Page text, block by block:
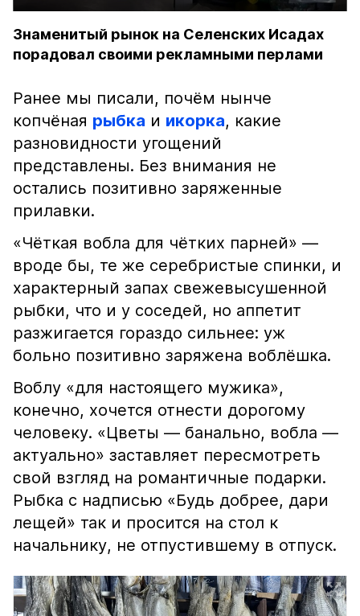
Знаменитый рынок на Селенских Исадах
порадовал своими рекламными перлами
Ранее мы писали, почём нынче
копчёная рыбка и икорка, какие
разновидности угощений
представлены. Без внимания не
остались позитивно заряженные
прилавки.
«Чёткая вобла для чётких парней» —
вроде бы, те же серебристые спинки, и
характерный запах свежевысушенной
рыбки, что и у соседей, но аппетит
разжигается гораздо сильнее: уж
больно позитивно заряжена воблёшка.
Воблу «для настоящего мужика»,
конечно, хочется отнести дорогому
человеку. «Цветы — банально, вобла —
актуально» заставляет пересмотреть
свой взгляд на романтичные подарки.
Рыбка с надписью «Будь добрее, дари
лещей» так и просится на стол к
начальнику, не отпустившему в отпуск.